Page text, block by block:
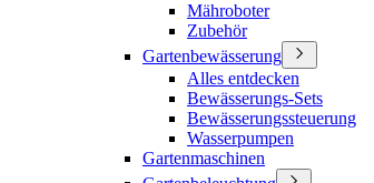
Mähroboter
Zubehör
Gartenbewässerung
Alles entdecken
Bewässerungs-Sets
Bewässerungssteuerung
Wasserpumpen
Gartenmaschinen